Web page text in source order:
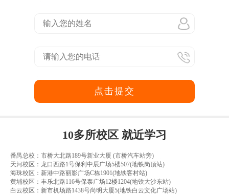
点击提交
10多所校区 就近学习
番禺总校：市桥大北路189号新业大厦 (市桥汽车站旁)
天河校区：龙口西路1号保利中辰广场5楼507(地铁岗顶站)
海珠校区：新港中路丽影广场C栋1901(地铁客村站)
黄埔校区：丰乐北路116号保泰广场12楼1204(地铁大沙东站)
白云校区：新市机场路1438号尚明大厦5(地铁白云文化广场站)